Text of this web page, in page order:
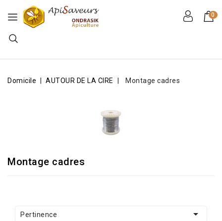
0
Domicile AUTOUR DE LA CIRE Montage cadres
Montage cadres
Pertinence 